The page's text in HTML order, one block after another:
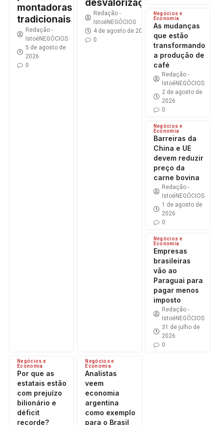
montadoras
tradicionais
Redação -
IstoéNEGÓCIOS
5 de agosto de
2026
0
desvalorização?
Redação -
IstoéNEGÓCIOS
4 de agosto de 2026
0
Negócios e
Economia
As mudanças
que estão
transformando
a produção de
café
Redação -
IstoéNEGÓCIOS
2 de agosto de
2026
0
Negócios e
Economia
Barreiras da
China e UE
devem reduzir
preço da
carne bovina
Redação -
IstoéNEGÓCIOS
1 de agosto de
2026
0
Negócios e
Economia
Empresas
brasileiras
vão ao
Paraguai para
pagar menos
imposto
Redação -
IstoéNEGÓCIOS
31 de julho de
2026
0
Negócios e
Economia
Por que as
estatais estão
com prejuízo
bilionário e
déficit
recorde?
Negócios e
Economia
Analistas
veem
economia
argentina
como exemplo
para o Brasil